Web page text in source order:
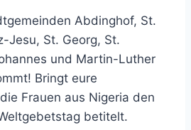
Abdinghof, St.
Jesu, St. Georg, St.
und Martin-Luther
Bringt eure
Frauen aus Nigeria den
betitelt.